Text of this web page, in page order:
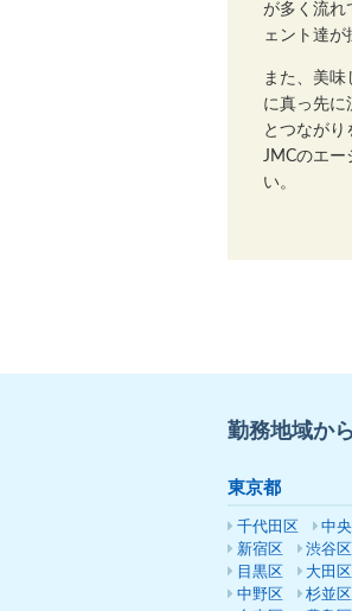
が多く流れ
ェント達が
また、美
に真っ先に
とつなが
JMCのエー
い。
勤務地域か
東京都
千代田区 中
新宿区
渋谷区
目黒区
大田区
中野区
杉並区